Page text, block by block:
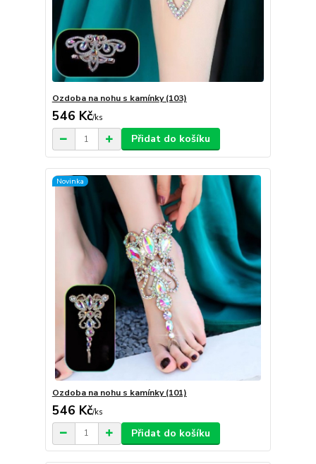
Ozdoba na nohu s kamínky (103)
546 Kč/ks
Přidat do košíku
Novinka
Ozdoba na nohu s kamínky (101)
546 Kč/ks
Přidat do košíku